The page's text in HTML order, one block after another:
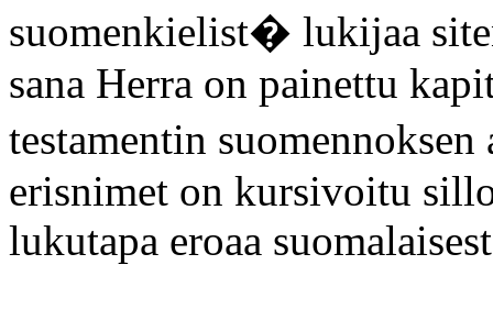
suomenkielist� lukijaa
sana Herra on painettu
testamentin
erisnimet on kursivoitu
lukutapa eroaa